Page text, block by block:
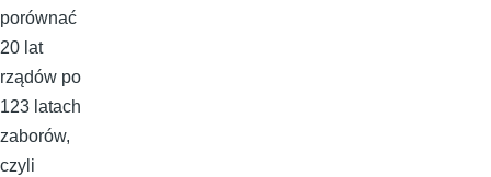
porównać
20 lat
rządów po
123 latach
zaborów,
czyli